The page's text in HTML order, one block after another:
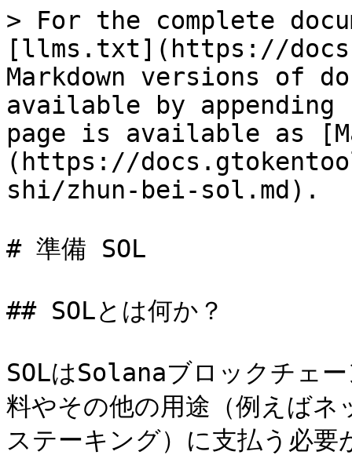
> For the complete
[llms.txt](https://
Markdown versions of
available by
page is available as
(https://
shi/zhun-bei-sol.md).
# 準備 SOL
## SOLとは何か？
SOLはSolanaブロックチェ
料やその他の用途（例えば
ステーキング）に支払う必要